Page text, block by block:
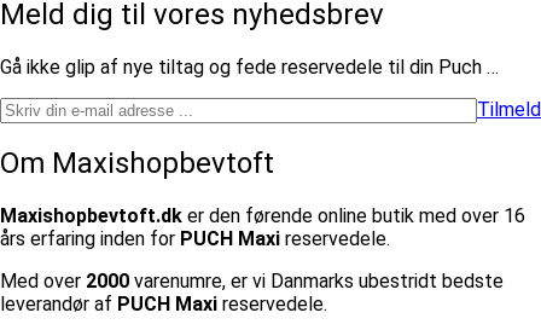
Meld dig til vores nyhedsbrev
​Gå ikke glip af nye tiltag og fede reservedele til din Puch …
Tilmeld
Om Maxishopbevtoft
Maxishopbevtoft.dk er den førende online butik med over 16
års erfaring inden for PUCH Maxi reservedele.
Med over 2000 varenumre, er vi Danmarks ubestridt bedste
leverandør af PUCH Maxi reservedele.